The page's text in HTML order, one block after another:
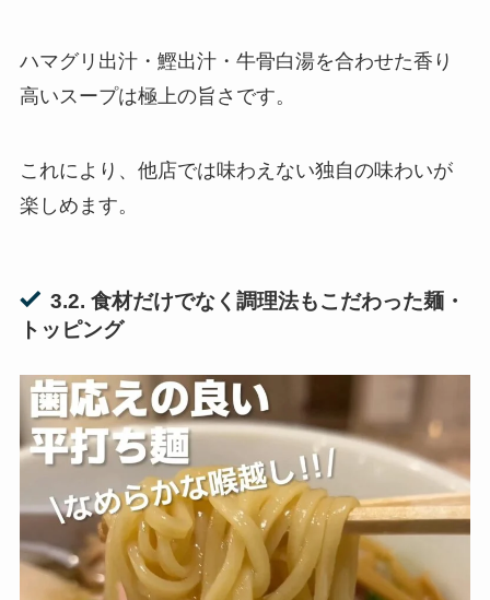
ハマグリ出汁・鰹出汁・牛骨白湯を合わせた香り
高いスープは極上の旨さです。
これにより、他店では味わえない独自の味わいが
楽しめます。
3.2. 食材だけでなく調理法もこだわった麺・
トッピング